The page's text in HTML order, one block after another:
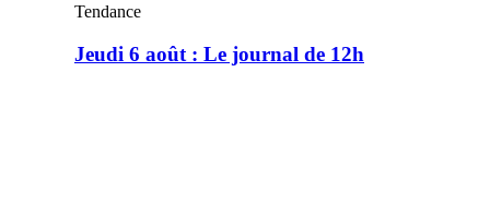
Tendance
Jeudi 6 août : Le journal de 12h